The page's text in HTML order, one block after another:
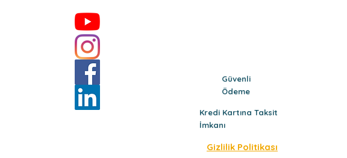
Güvenli
Ödeme
Kredi Kartına Taksit
İmkanı
Gizlilik Politikası